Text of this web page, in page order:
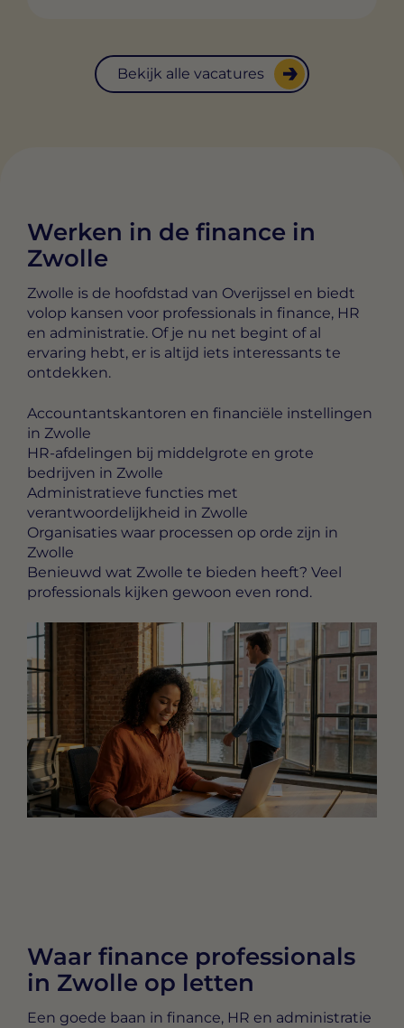
Bekijk alle vacatures
Werken in de finance in
Zwolle
Zwolle is de hoofdstad van Overijssel en biedt
volop kansen voor professionals in finance, HR
en administratie. Of je nu net begint of al
ervaring hebt, er is altijd iets interessants te
ontdekken.
Accountantskantoren en financiële instellingen
in Zwolle
HR-afdelingen bij middelgrote en grote
bedrijven in Zwolle
Administratieve functies met
verantwoordelijkheid in Zwolle
Organisaties waar processen op orde zijn in
Zwolle
Benieuwd wat Zwolle te bieden heeft? Veel
professionals kijken gewoon even rond.
Waar finance professionals
in Zwolle op letten
Een goede baan in finance, HR en administratie